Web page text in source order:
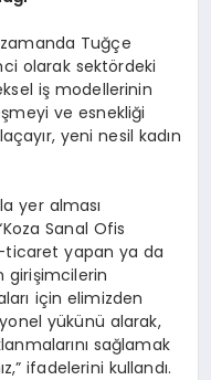
zamanda Tuğçe
olarak sektördeki
iş modellerinin
ve esnekliği
yeni nesil kadın
yer alması
Sanal Ofis
ticaret yapan ya da
girişimcilerin
için elimizden
yükünü alarak,
sağlamak
ifadelerini kullandı.